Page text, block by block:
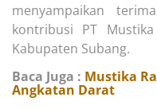
menyampaikan
kontribusi PT
Kabupaten Subang.
Baca Juga : Mustika
Angkatan Darat